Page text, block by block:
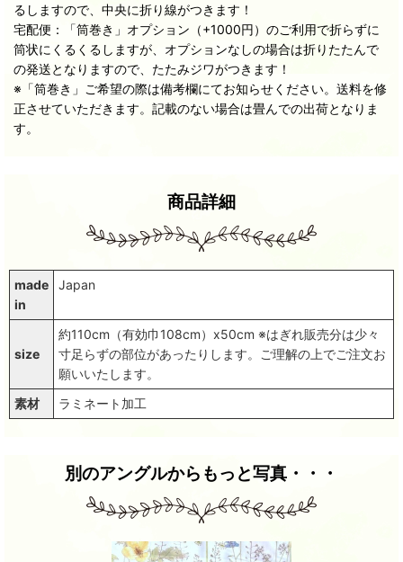
るしますので、中央に折り線がつきます！
宅配便：「筒巻き」オプション（+1000円）のご利用で折らずに
筒状にくるくるしますが、オプションなしの場合は折りたたんで
の発送となりますので、たたみジワがつきます！
※「筒巻き」ご希望の際は備考欄にてお知らせください。送料を修
正させていただきます。記載のない場合は畳んでの出荷となりま
す。
商品詳細
made
in
Japan
size
約110cm（有効巾108cm）x50cm ※はぎれ販売分は少々
寸足らずの部位があったりします。ご理解の上でご注文お
願いいたします。
素材
ラミネート加工
別のアングルからもっと写真・・・